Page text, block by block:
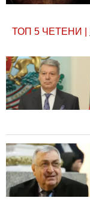
ТОП 5 ЧЕТЕНИ